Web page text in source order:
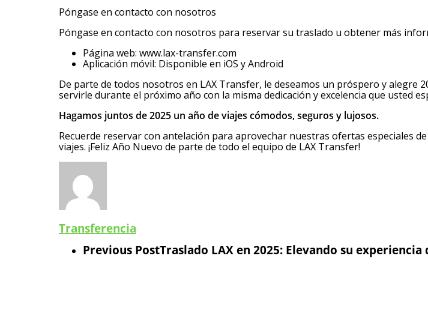
Póngase en contacto con nosotros
Póngase en contacto con nosotros para reservar su traslado u obtener más
Página web: www.lax-transfer.com
Aplicación móvil: Disponible en iOS y Android
De parte de todos nosotros en LAX Transfer, le deseamos un próspero y alegre
servirle durante el próximo año con la misma dedicación y excelencia que usted
Hagamos juntos de 2025 un año de viajes cómodos, seguros y lujosos.
Recuerde reservar con antelación para aprovechar nuestras ofertas especiales
viajes. ¡Feliz Año Nuevo de parte de todo el equipo de LAX Transfer!
Transferencia
Previous PostTraslado LAX en 2025: Elevando su experiencia